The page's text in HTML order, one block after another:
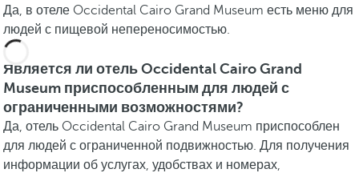
Да, в отеле Occidental Cairo Grand Museum есть меню для
людей с пищевой непереносимостью.
Является ли отель Occidental Cairo Grand
Museum приспособленным для людей с
ограниченными возможностями?
Да, отель Occidental Cairo Grand Museum приспособлен
для людей с ограниченной подвижностью. Для получения
информации об услугах, удобствах и номерах,